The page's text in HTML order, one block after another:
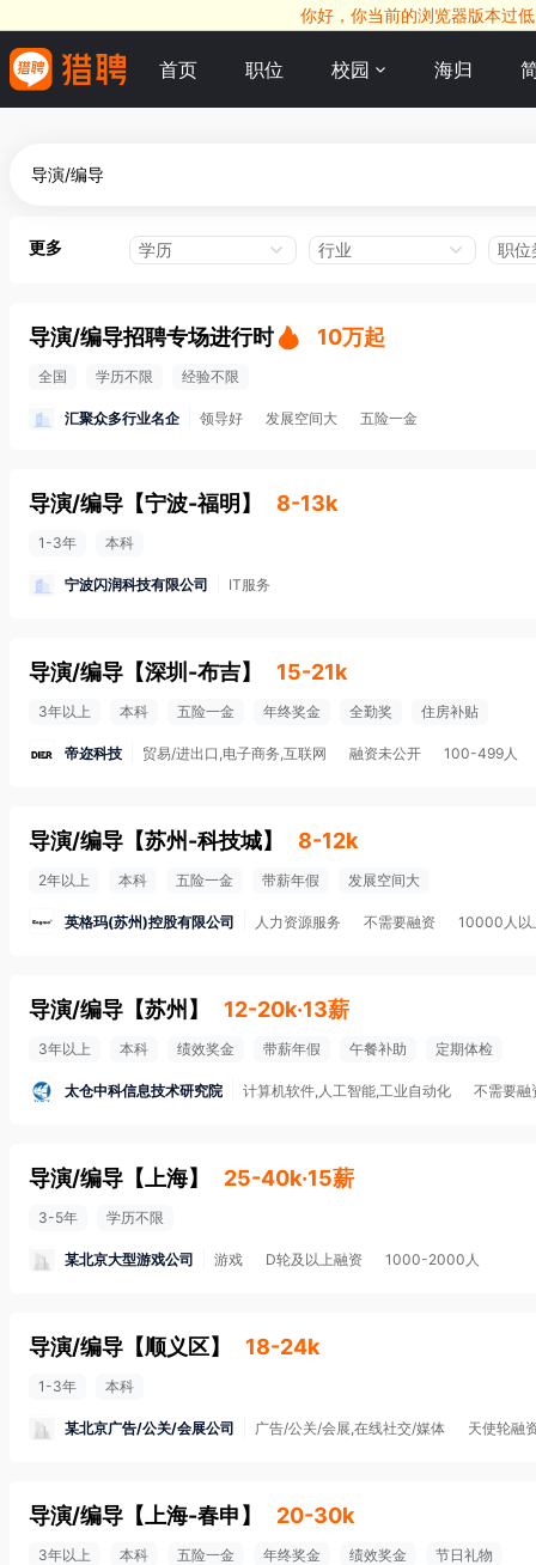
你好，你当前的浏览器版本过
首页 职位 校园 海归
更多 学历 行业 职位
导演/编导招聘专场进行时 10万起
全国 学历不限 经验不限
汇聚众多行业名企 领导好 发展空间大 五险一金
导演/编导 【宁波-福明 】 8-13k
1-3年 本科
宁波闪润科技有限公司 IT服务
导演/编导 【深圳-布吉】 15-21k
3年以上 本科 五险一金 年终奖金 全勤奖 住房补贴
帝迩科技 贸易/进出口,电子商务,互联网 融资未公开 100-499人
导演/编导 【苏州-科技城】 8-12k
2年以上 本科 五险一金 带薪年假 发展空间大
英格玛(苏州)控股有限公司 人力资源服务 不需要融资 10000人以
导演/编导 【苏州 】 12-20k·13薪
3年以上 本科 绩效奖金 带薪年假 午餐补助 定期体检
太仓中科信息技术研究院 计算机软件,人工智能,工业自动化 不需要融
导演/编导 【 上海】 25-40k·15薪
3-5年 学历不限
某北京大型游戏公司 游戏 D轮及以上融资 1000-2000人
导演/编导 【顺义区】 18-24k
1-3年 本科
某北京广告/公关/会展公司 广告/公关/会展,在线社交/媒体 天使轮融
导演/编导 【 上海-春申 】 20-30k
3年以上 本科 五险一金 年终奖金 绩效奖金 节日礼物